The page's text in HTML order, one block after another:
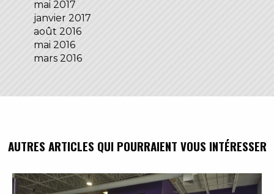
mai 2017
janvier 2017
août 2016
mai 2016
mars 2016
AUTRES ARTICLES QUI POURRAIENT VOUS INTÉRESSER